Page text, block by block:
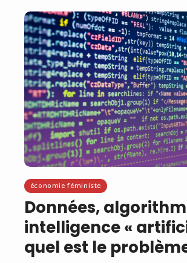
économie féministe
Données,
intelligence «
quel est le